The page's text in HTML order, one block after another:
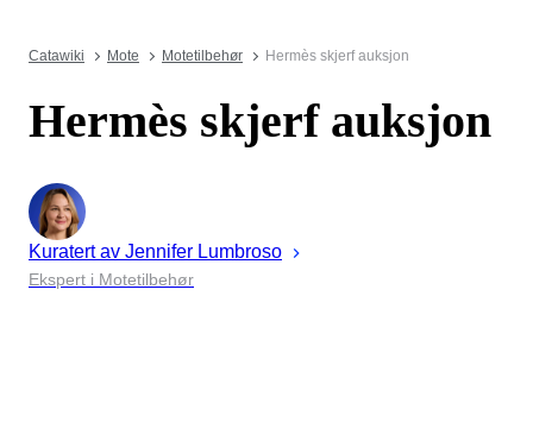
Catawiki Mote Motetilbehør Hermès skjerf auksjon
Hermès skjerf auksjon
Kuratert av Jennifer Lumbroso
Ekspert i Motetilbehør